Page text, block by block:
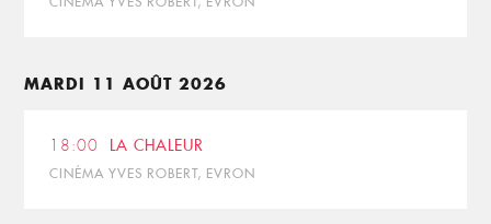
MARDI 11 AOÛT 2026
18:00 LA CHALEUR
CINÉMA YVES ROBERT, EVRON